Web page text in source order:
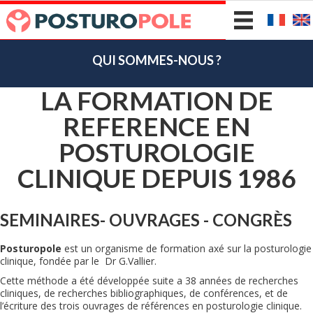
QUI SOMMES-NOUS ?
LA FORMATION DE
REFERENCE EN
POSTUROLOGIE
CLINIQUE DEPUIS 1986
SEMINAIRES- OUVRAGES - CONGRÈS
Posturopole est un organisme de formation axé sur la posturologie
clinique, fondée par le Dr G.Vallier.
Cette méthode a été développée suite a 38 années de recherches
cliniques, de recherches bibliographiques, de conférences, et de
l’écriture des trois ouvrages de références en posturologie clinique.